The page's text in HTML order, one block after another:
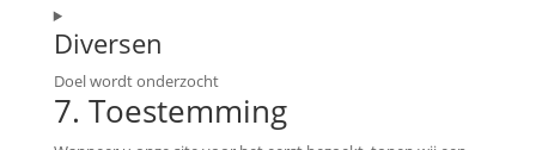
website-
optimizer
Consent
to
google-
fonts
Diversen
Doel wordt onderzocht
Consent
7. Toestemming